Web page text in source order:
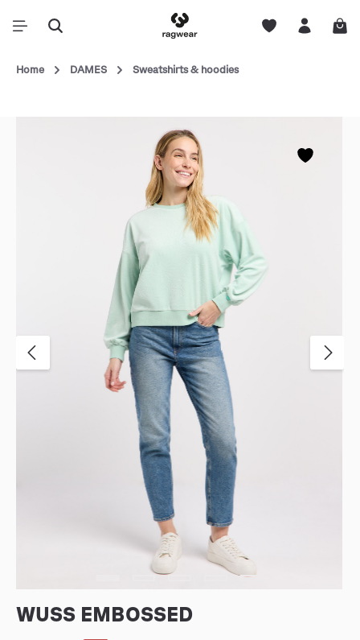
Home DAMES Sweatshirts & hoodies
WUSS EMBOSSED